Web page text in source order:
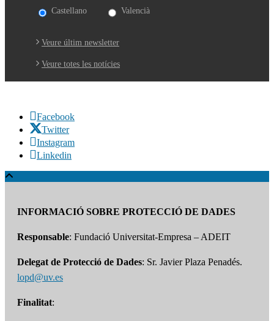
Castellano Valencià
Veure últim newsletter
Veure totes les notícies
Facebook
Twitter
Instagram
Linkedin
INFORMACIÓ SOBRE PROTECCIÓ DE DADES
Responsable: Fundació Universitat-Empresa – ADEIT
Delegat de Protecció de Dades: Sr. Javier Plaza Penadés.
lopd@uv.es
Finalitat: